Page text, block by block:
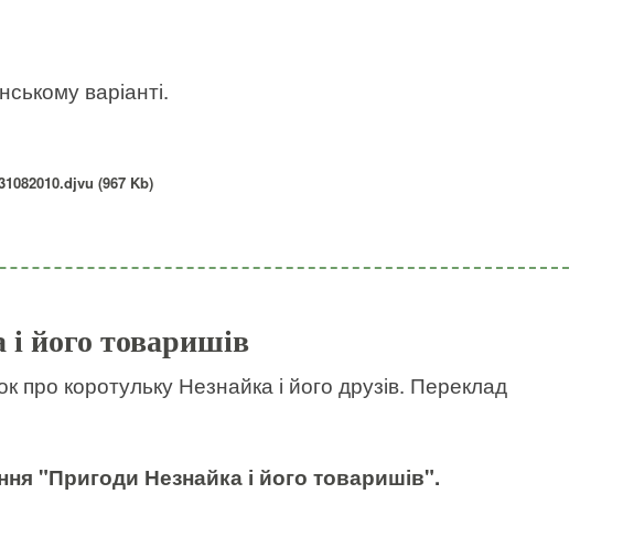
варіанті.
(967 Kb)
його товаришів
про коротульку Незнайка і його друзів. Переклад
"Пригоди Незнайка і його товаришів".